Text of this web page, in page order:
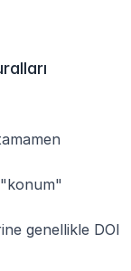
genellikle DOI